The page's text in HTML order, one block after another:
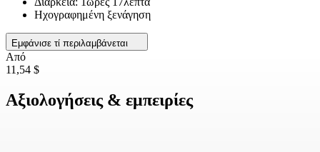
Ηχογραφημένη ξενάγηση
Εμφάνισε τί περιλαμβάνεται
Από
11,54 $
Αξιολογήσεις & εμπειρίες